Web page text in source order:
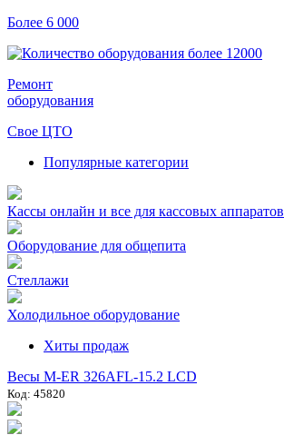
Более 6 000
Ремонт
оборудования
Свое ЦТО
Популярные категории
Кассы онлайн и все для кассовых аппаратов
Оборудование для общепита
Стеллажи
Холодильное оборудование
Хиты продаж
Весы M-ER 326AFL-15.2 LCD
Код: 45820